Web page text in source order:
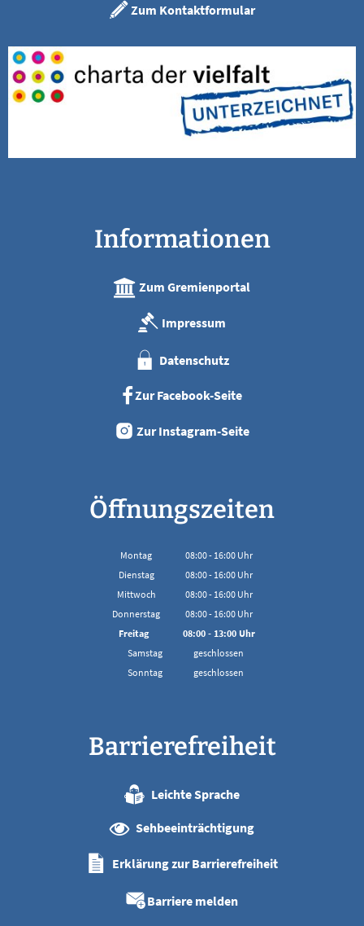
Zum Kontaktformular
Informationen
Zum Gremienportal
Impressum
Datenschutz
Zur Facebook-Seite
Zur Instagram-Seite
Öffnungszeiten
Montag 08:00- 16:00Uhr
Von 08:00 bis 16:00 Uhr
Dienstag 08:00- 16:00Uhr
Von 08:00 bis 16:00 Uhr
Mittwoch 08:00- 16:00Uhr
Von 08:00 bis 16:00 Uhr
Donnerstag 08:00- 16:00Uhr
Von 08:00 bis 16:00 Uhr
Freitag 08:00- 13:00Uhr
Von 08:00 bis 13:00 Uhr
Samstag
geschlossen
Sonntag
geschlossen
Barrierefreiheit
Leichte Sprache
Sehbeeinträchtigung
Erklärung zur Barrierefreiheit
Barriere melden